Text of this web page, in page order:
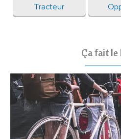
Tracteur
Ça fait le